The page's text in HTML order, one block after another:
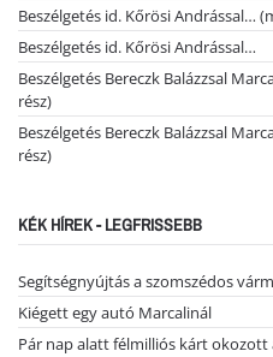
Beszélgetés id. Kőrösi Andrással…
Beszélgetés id. Kőrösi Andrással…
Beszélgetés Bereczk Balázzsal
rész)
Beszélgetés Bereczk Balázzsal
rész)
KÉK HÍREK - LEGFRISSEBB
Segítségnyújtás a szomszédos
Kiégett egy autó Marcalinál
Pár nap alatt félmilliós kárt okozott